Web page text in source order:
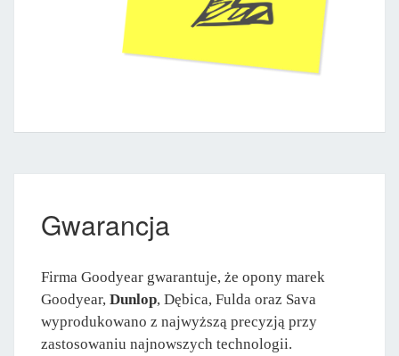
Gwarancja
Firma Goodyear gwarantuje, że opony marek
Goodyear, Dunlop, Dębica, Fulda oraz Sava
wyprodukowano z najwyższą precyzją przy
zastosowaniu najnowszych technologii.